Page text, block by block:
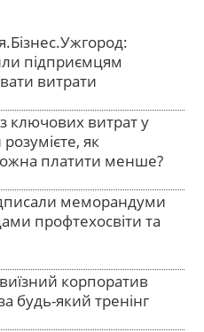
підприємцям
витрати
ключових витрат у
як
платити менше?
меморандуми
профтехосвіти та
корпоратив
будь-який тренінг